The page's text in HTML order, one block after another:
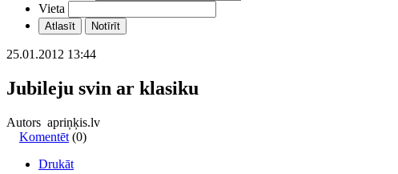
Vieta
25.01.2012 13:44
Jubileju svin ar klasiku
Autors apriņķis.lv
Komentēt (0)
Drukāt